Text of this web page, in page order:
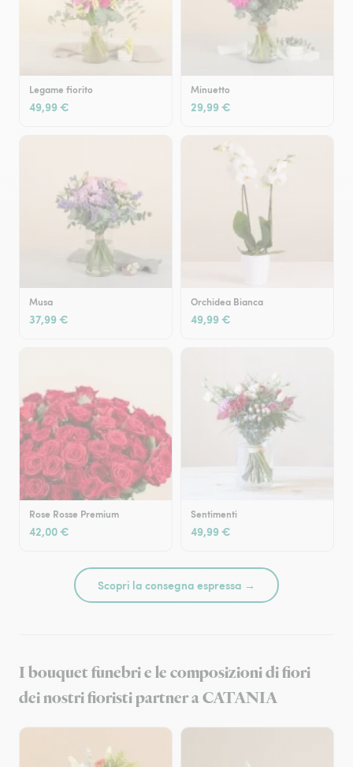
Legame fiorito
49,99 €
Minuetto
29,99 €
Musa
37,99 €
Orchidea Bianca
49,99 €
Rose Rosse Premium
42,00 €
Sentimenti
49,99 €
Scopri la consegna espressa →
I bouquet funebri e le composizioni di fiori
dei nostri fioristi partner a CATANIA